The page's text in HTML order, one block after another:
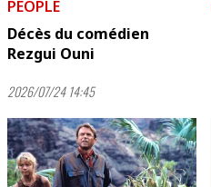
PEOPLE
Décès du comédien
Rezgui Ouni
2026/07/24 14:45